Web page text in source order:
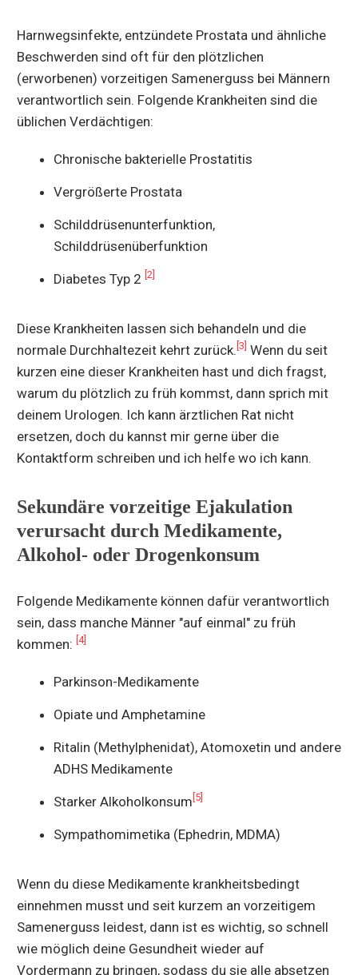
Harnwegsinfekte, entzündete Prostata und ähnliche
Beschwerden sind oft für den plötzlichen
(erworbenen) vorzeitigen Samenerguss bei Männern
verantwortlich sein. Folgende Krankheiten sind die
üblichen Verdächtigen:
Chronische bakterielle Prostatitis
Vergrößerte Prostata
Schilddrüsenunterfunktion,
Schilddrüsenüberfunktion
Diabetes Typ 2 [2]
Diese Krankheiten lassen sich behandeln und die
normale Durchhaltezeit kehrt zurück. [3] Wenn du seit
kurzen eine dieser Krankheiten hast und dich fragst,
warum du plötzlich zu früh kommst, dann sprich mit
deinem Urologen. Ich kann ärztlichen Rat nicht
ersetzen, doch du kannst mir gerne über die
Kontaktform schreiben und ich helfe wo ich kann.
Sekundäre vorzeitige Ejakulation
verursacht durch Medikamente,
Alkohol- oder Drogenkonsum
Folgende Medikamente können dafür verantwortlich
sein, dass manche Männer "auf einmal" zu früh
kommen: [4]
Parkinson-Medikamente
Opiate und Amphetamine
Ritalin (Methylphenidat), Atomoxetin und andere
ADHS Medikamente
Starker Alkoholkonsum [5]
Sympathomimetika (Ephedrin, MDMA)
Wenn du diese Medikamente krankheitsbedingt
einnehmen musst und seit kurzem an vorzeitigem
Samenerguss leidest, dann ist es wichtig, so schnell
wie möglich deine Gesundheit wieder auf
Vordermann zu bringen, sodass du sie alle absetzen